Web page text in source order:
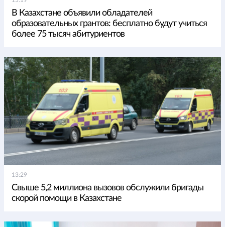
В Казахстане объявили обладателей
образовательных грантов: бесплатно будут учиться
более 75 тысяч абитуриентов
13:29
Свыше 5,2 миллиона вызовов обслужили бригады
скорой помощи в Казахстане